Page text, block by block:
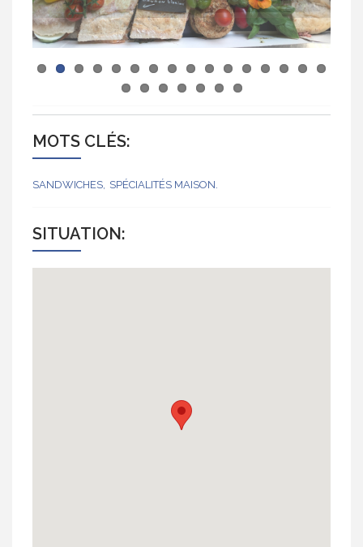
MOTS CLÉS:
SANDWICHES SPÉCIALITÉS MAISON
SITUATION: